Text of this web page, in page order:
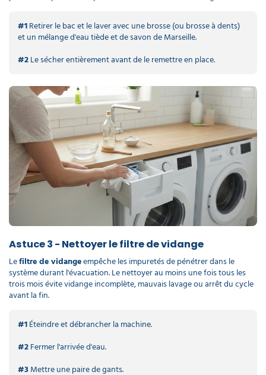
#1Retirer le bac et le laver avec une brosse (ou brosse à dents)
et un mélange d'eau tiède et de savon de Marseille.
#2Le sécher entièrement avant de le remettre en place.
Astuce 3 - Nettoyer le filtre de vidange
Lefiltre de vidangeempêche les impuretés de pénétrer dans le
système durant l'évacuation. Le nettoyer au moins une fois tous les
trois mois évite vidange incomplète, mauvais lavage ou arrêt du cycle
avant la fin.
#1Éteindre et débrancher la machine.
#2Fermer l'arrivée d'eau.
#3Mettre une paire de gants.